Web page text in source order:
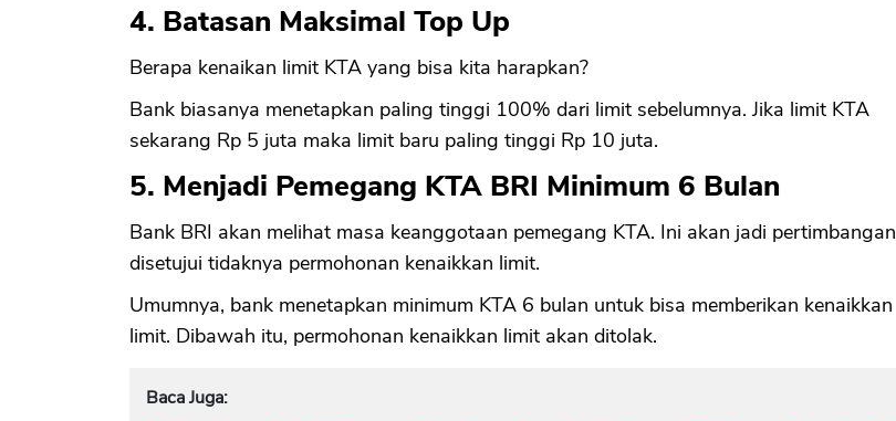
4. Batasan Maksimal Top Up
Berapa kenaikan limit KTA yang bisa kita harapkan?
Bank biasanya menetapkan paling tinggi 100% dari limit sebelumnya. Jika limit KTA
sekarang Rp 5 juta maka limit baru paling tinggi Rp 10 juta.
5. Menjadi Pemegang KTA BRI Minimum 6 Bulan
Bank BRI akan melihat masa keanggotaan pemegang KTA. Ini akan jadi pertimbangan
disetujui tidaknya permohonan kenaikkan limit.
Umumnya, bank menetapkan minimum KTA 6 bulan untuk bisa memberikan kenaikkan
limit. Dibawah itu, permohonan kenaikkan limit akan ditolak.
Baca Juga: